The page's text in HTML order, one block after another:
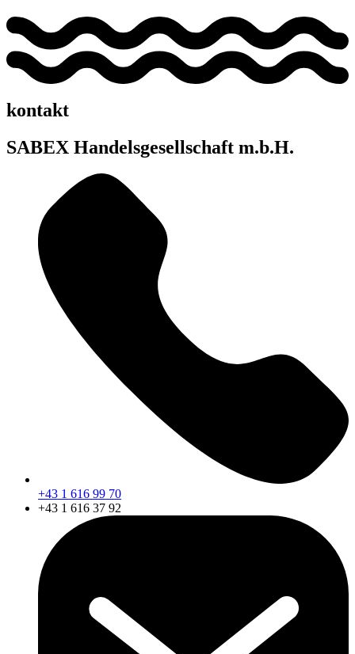
kontakt
SABEX Handelsgesellschaft m.b.H.
+43 1 616 99 70
+43 1 616 37 92